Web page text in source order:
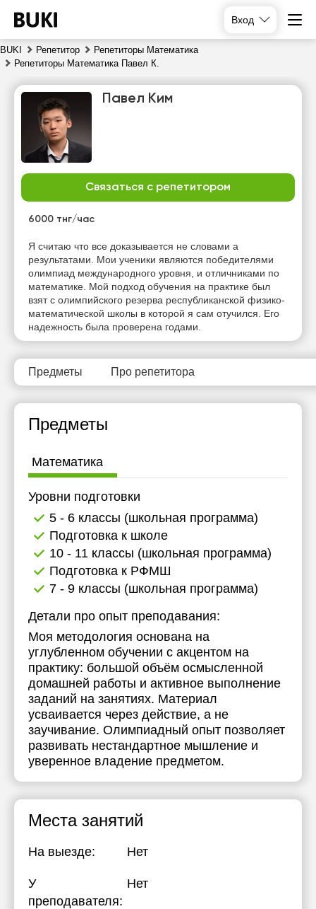
Вход
BUKI Репетитор
Репетиторы Математика
Репетиторы Математика Павел К.
Павел Ким
Связаться с репетитором
6000 тнг/час
Я считаю что все доказывается не словами а
результатами. Мои ученики являются победителями
олимпиад международного уровня, и отличниками по
математике. Мой подход обучения на практике был
взят с олимпийского резерва республиканской физико-
математической школы в которой я сам отучился. Его
надежность была проверена годами.
Предметы Про репетитора
Предметы
Математика
Уровни подготовки
5 - 6 классы (школьная программа)
Подготовка к школе
10 - 11 классы (школьная программа)
Подготовка к РФМШ
7 - 9 классы (школьная программа)
Детали про опыт преподавания:
Моя методология основана на
углубленном обучении с акцентом на
практику: большой объём осмысленной
домашней работы и активное выполнение
заданий на занятиях. Материал
усваивается через действие, а не
заучивание. Олимпиадный опыт позволяет
развивать нестандартное мышление и
уверенное владение предметом.
Места занятий
На выезде: Нет
У
преподавателя:
Нет
вс
пн
Нет
свободных
часов
Нет
свободных
часов
Нет
свободных
часов
свободных
часов